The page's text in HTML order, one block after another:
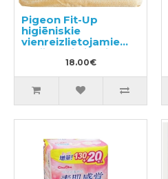
Pigeon Fit-Up
higiēniskie
vienreizlietojamie
krūšturu ieliktņi
barojošām
mammām 102gab
18.00€